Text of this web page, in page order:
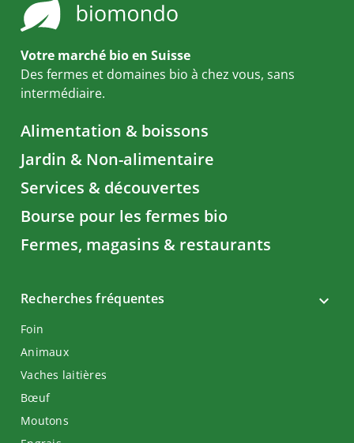
Votre marché bio en Suisse
Des fermes et domaines bio à chez vous, sans
intermédiaire.
Alimentation & boissons
Jardin & Non-alimentaire
Services & découvertes
Bourse pour les fermes bio
Fermes, magasins & restaurants
Recherches fréquentes
Foin
Animaux
Vaches laitières
Bœuf
Moutons